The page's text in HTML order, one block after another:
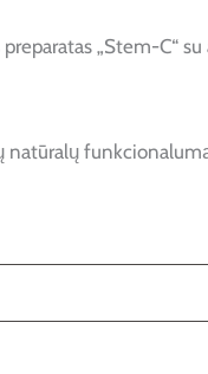
„Stem-C“
natūralų